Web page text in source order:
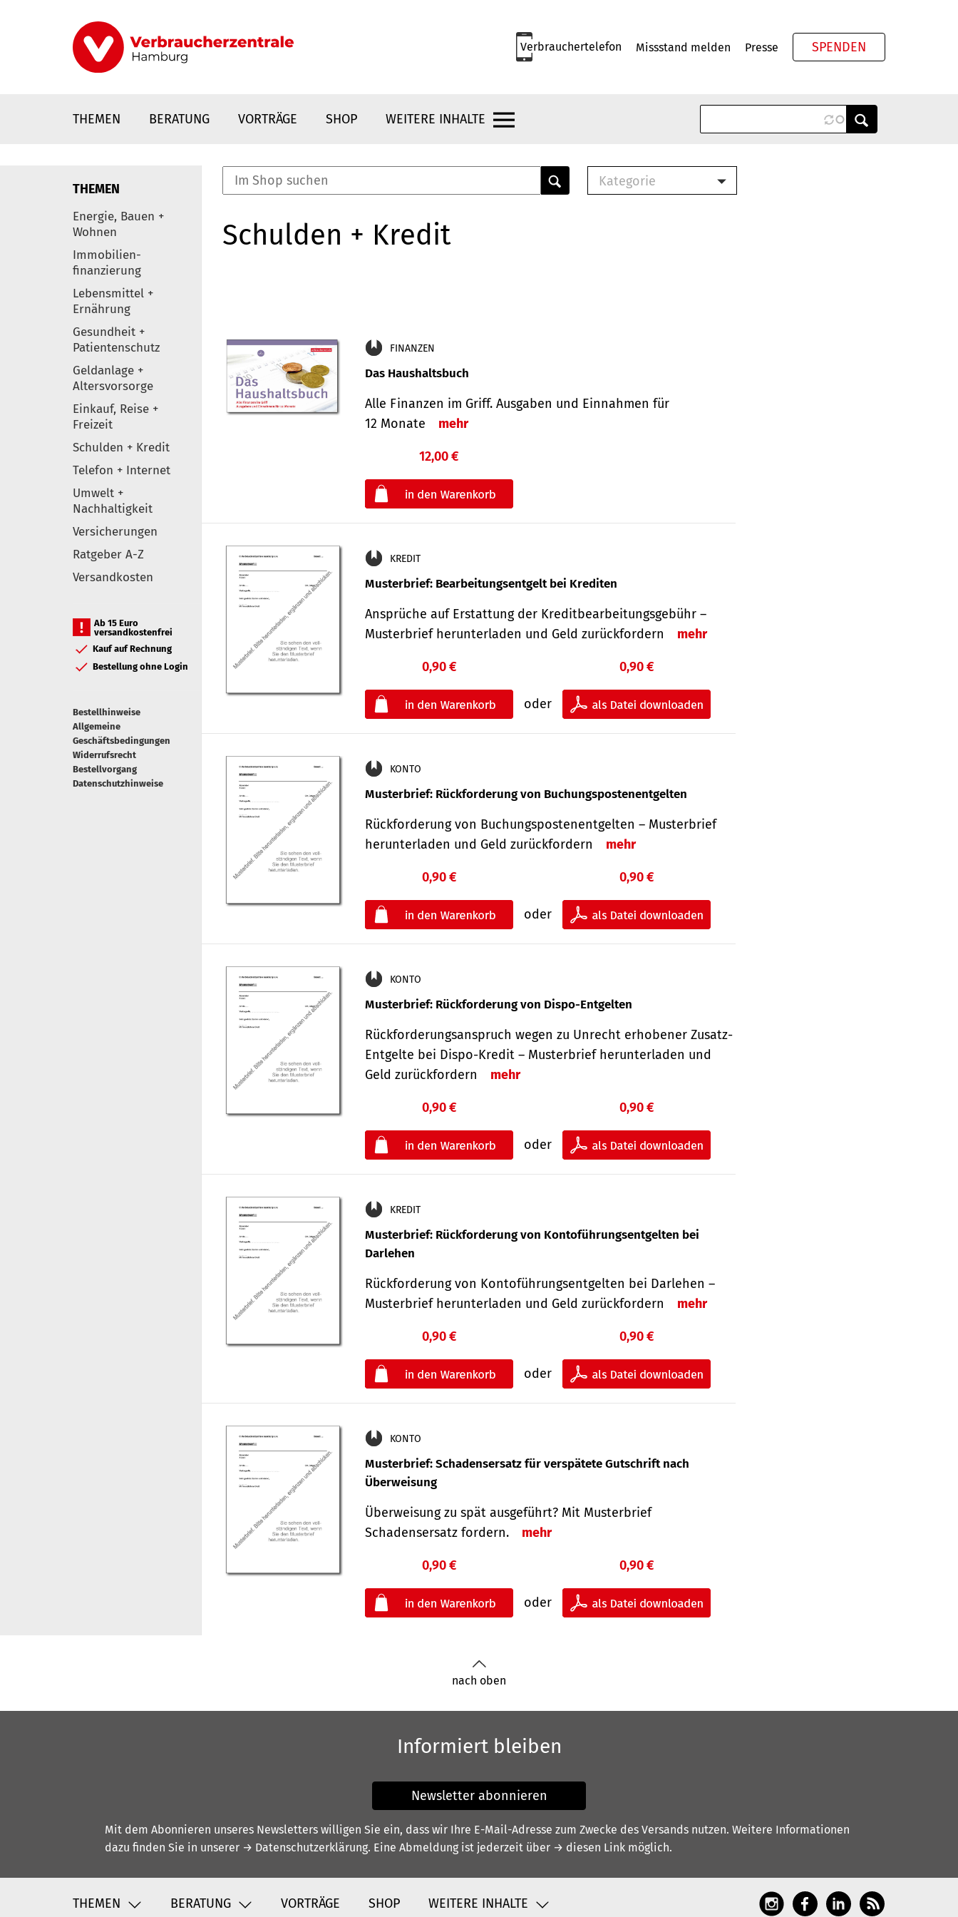
Verbrauchertelefon Missstand melden Presse SPENDEN
THEMEN BERATUNG VORTRÄGE SHOP WEITERE INHALTE
Elemente
THEMEN
Energie, Bauen +
Wohnen
Immobilien-
finanzierung
Lebensmittel +
Ernährung
Gesundheit +
Patientenschutz
Geldanlage +
Altersvorsorge
Einkauf, Reise +
Freizeit
Schulden + Kredit
Telefon + Internet
Umwelt +
Nachhaltigkeit
Versicherungen
Ratgeber A-Z
Versandkosten
Ab 15 Euro
versandkostenfrei
Kauf auf Rechnung
Bestellung ohne Login
Bestellhinweise
Allgemeine
Geschäftsbedingungen
Widerrufsrecht
Bestellvorgang
Datenschutzhinweise
Kategorie
Schulden + Kredit
FINANZEN
Das Haushaltsbuch
Alle Finanzen im Griff. Aus­gaben und Ein­nahmen für
12 Monate
mehr
12,00 €
KREDIT
Musterbrief: Bearbeitungsentgelt bei Krediten
Ansprüche auf Erstattung der Kreditbearbeitungsgebühr –
Musterbrief herunterladen und Geld zurückfordern
mehr
0,90 €
oder
0,90 €
KONTO
Musterbrief: Rückforderung von Buchungspostenentgelten
Rückforderung von Buchungspostenentgelten – Musterbrief
herunterladen und Geld zurückfordern
mehr
0,90 €
oder
0,90 €
KONTO
Musterbrief: Rückforderung von Dispo-Entgelten
Rückforderungsanspruch wegen zu Unrecht erhobener Zusatz-
Entgelte bei Dispo-Kredit – Musterbrief herunterladen und
Geld zurückfordern
mehr
0,90 €
oder
0,90 €
KREDIT
Musterbrief: Rückforderung von Kontoführungsentgelten bei
Darlehen
Rückforderung von Kontoführungsentgelten bei Darlehen –
Musterbrief herunterladen und Geld zurückfordern
mehr
0,90 €
oder
0,90 €
KONTO
Musterbrief: Schadensersatz für verspätete Gutschrift nach
Überweisung
Überweisung zu spät ausgeführt? Mit Musterbrief
Schadensersatz fordern.
mehr
0,90 €
oder
0,90 €
nach oben
Informiert bleiben
Newsletter abonnieren
Mit dem Abonnieren unseres Newsletters willigen Sie ein, dass wir Ihre E-Mail-Adresse zum Zwecke des Versands nutzen. Weitere Informationen
dazu finden Sie in unserer → Datenschutzerklärung. Eine Abmeldung ist jederzeit über → diesen Link möglich.
THEMEN BERATUNG VORTRÄGE SHOP WEITERE INHALTE